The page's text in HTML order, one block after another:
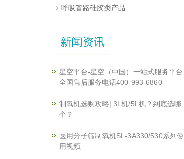
呼吸管路硅胶类产品
新闻资讯
星空平台-星空（中国）一站式服务平台
全国售后服务电话400-993-6860
制氧机选购攻略| 3L机/5L机？到底选哪
个？
医用分子筛制氧机SL-3A330/530系列使
用视频